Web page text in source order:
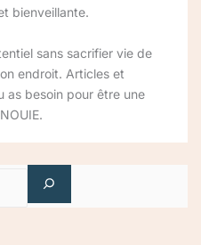
bienveillante.
sans sacrifier vie de
endroit. Articles et
as besoin pour être une